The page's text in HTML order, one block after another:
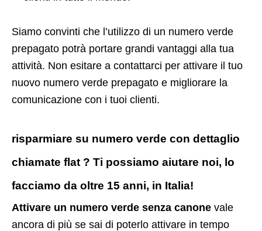
Siamo convinti che l’utilizzo di un numero verde
prepagato potrà portare grandi vantaggi alla tua
attività. Non esitare a contattarci per attivare il tuo
nuovo numero verde prepagato e migliorare la
comunicazione con i tuoi clienti.
risparmiare su numero verde con dettaglio
chiamate flat ? Ti possiamo aiutare noi, lo
facciamo da oltre 15 anni, in Italia!
Attivare un numero verde senza canone vale
ancora di più se sai di poterlo attivare in tempo